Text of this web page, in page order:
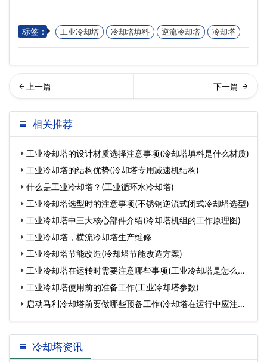
标签： 工业冷却塔 冷却塔填料 逆流冷却塔 冷却塔
什么原因导致了工业冷却塔
内的冷却水变少?(冷…
却塔的定期保养有哪些？(冷
却塔保养的正确方法)
相关推荐
工业冷却塔的设计材质选择注意事项(冷却塔填料是什么材质)
工业冷却塔的结构优势(冷却塔专用减速机结构)
什么是工业冷却塔？(工业循环水冷却塔)
工业冷却塔选型时的注意事项(不锈钢逆流式闭式冷却塔选型)
工业冷却塔中三大核心部件介绍(冷却塔机组的工作原理图)
工业冷却塔，横流冷却塔生产维修
工业冷却塔节能改造(冷却塔节能改造方案)
工业冷却塔在运转时需要注意哪些事项(工业冷却塔是怎么工
作 工业冷却塔使用前的准备工作(工业冷却塔参数)
启动马利冷却塔前要做哪些预备工作(冷却塔在运行中应注意
哪
冷却塔资讯